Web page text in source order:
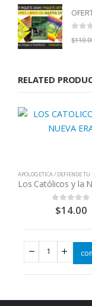
out
$
RELATED
,LIBROS QUE CAMBIAN
APOLOGETICA / DEFIENDE TU
out of 5
$14.00